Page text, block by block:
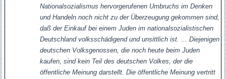
Nationalsozialismus hervorgerufenen Umbruchs im Denken
und Handeln noch nicht zu der Überzeugung gekommen sind,
daß der Einkauf bei einem Juden im nationalsozialistischen
Deutschland volksschädigend und unsittlich ist. ... Diejenigen
deutschen Volksgenossen, die noch heute beim Juden
kaufen, sind kein Teil des deutschen Volkes, der die
öffentliche Meinung darstellt. Die öffentliche Meinung vertritt